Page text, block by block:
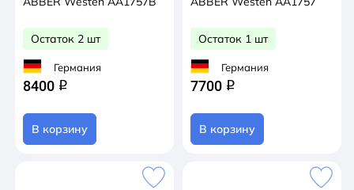
Остаток 2 шт
Германия
8400 q
В корзину
Остаток 1 шт
Германия
7700 q
В корзину